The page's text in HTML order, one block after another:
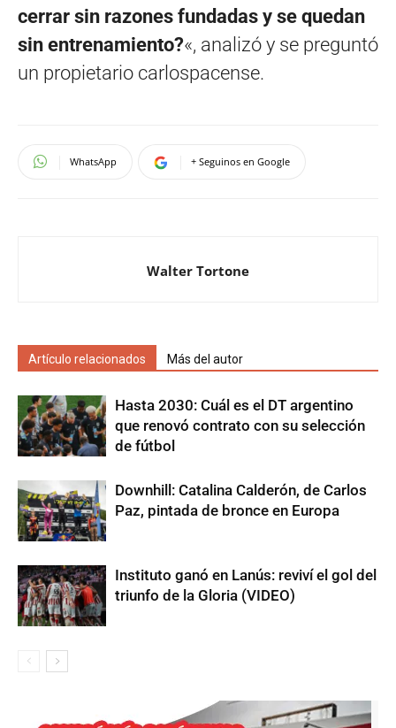
cerrar sin razones fundadas y se quedan
sin entrenamiento?«, analizó y se preguntó
un propietario carlospacense.
WhatsApp + Seguinos en Google
Walter Tortone
Artículo relacionados Más del autor
Hasta 2030: Cuál es el DT argentino
que renovó contrato con su selección
de fútbol
Downhill: Catalina Calderón, de Carlos
Paz, pintada de bronce en Europa
Instituto ganó en Lanús: reviví el gol del
triunfo de la Gloria (VIDEO)